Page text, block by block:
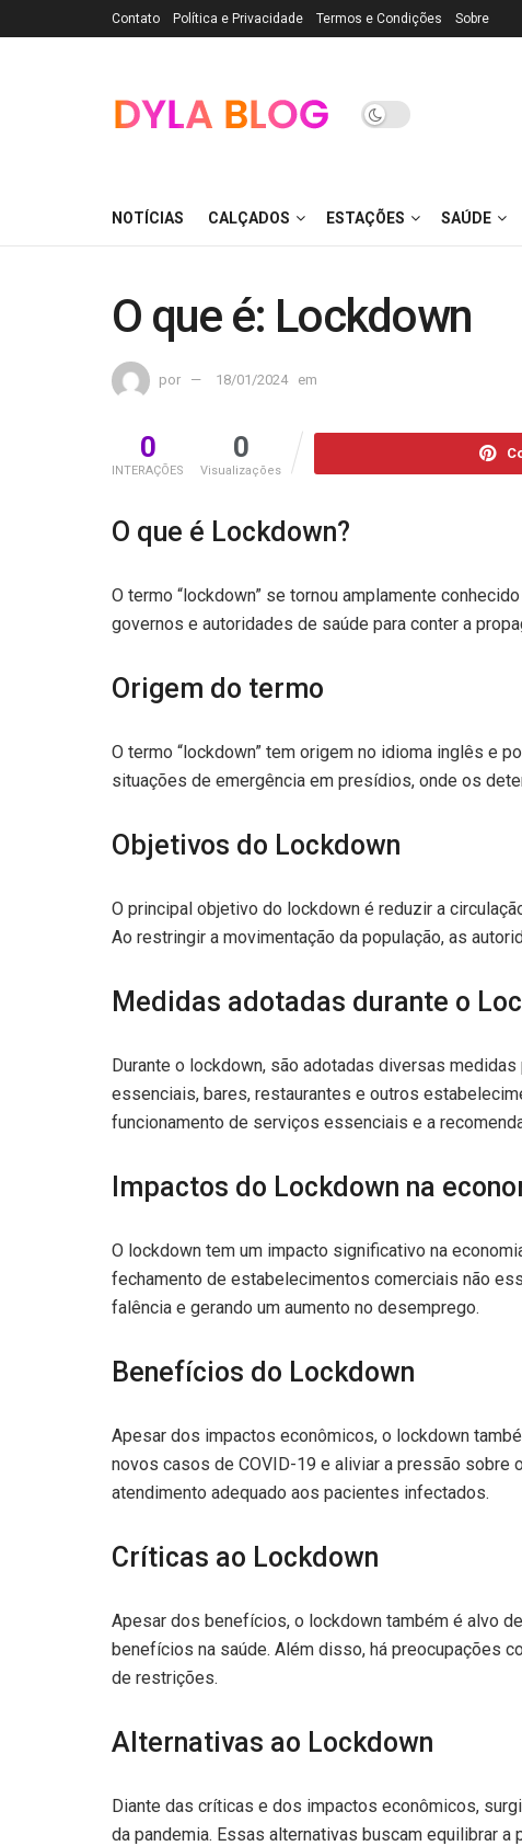
Contato Política e Privacidade Termos e Condições Sobre
NOTÍCIAS CALÇADOS ESTAÇÕES SAÚDE
O que é: Lockdown
por 18/01/2024 em
0
INTERAÇÕES
0
Visualizações
O que é Lockdown?
O termo “lockdown” se tornou amplamente
governos e autoridades de saúde para conter a
Origem do termo
O termo “lockdown” tem origem no idioma inglês e
situações de emergência em presídios, onde os
Objetivos do Lockdown
O principal objetivo do lockdown é reduzir a
Ao restringir a movimentação da população, as
Medidas adotadas durante o
Durante o lockdown, são adotadas diversas
essenciais, bares, restaurantes e outros
funcionamento de serviços essenciais e a
Impactos do Lockdown na
O lockdown tem um impacto significativo na
fechamento de estabelecimentos comerciais não
falência e gerando um aumento no desemprego.
Benefícios do Lockdown
Apesar dos impactos econômicos, o lockdown
novos casos de COVID-19 e aliviar a pressão
atendimento adequado aos pacientes infectados.
Críticas ao Lockdown
Apesar dos benefícios, o lockdown também é alvo
benefícios na saúde. Além disso, há preocupações
de restrições.
Alternativas ao Lockdown
Diante das críticas e dos impactos econômicos,
da pandemia. Essas alternativas buscam equilibrar